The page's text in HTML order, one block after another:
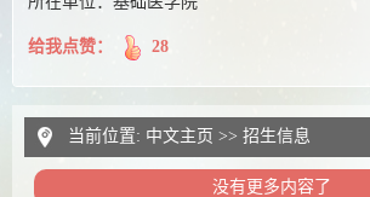
给我点赞： 28
当前位置: 中文主页 >> 招生信息
没有更多内容了